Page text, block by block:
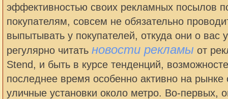
эффективностью своих рекламных посылов
покупателям, совсем не обязательно
выпытывать у покупателей, откуда они о вас
регулярно читать новости рекламы от
Stend, и быть в курсе тенденций,
последнее время особенно активно на рынке
уличные установки около метро. Во-первых,